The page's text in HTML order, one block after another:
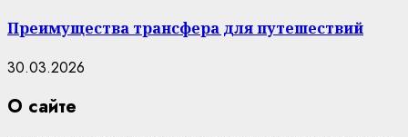
Преимущества трансфера для путешествий
30.03.2026
О сайте